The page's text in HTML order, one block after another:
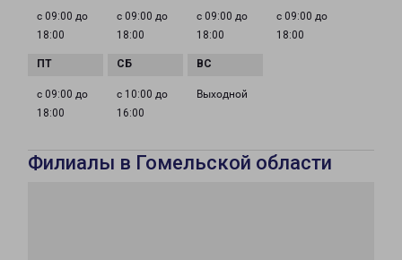
с 09:00 до
18:00
с 09:00 до
18:00
с 09:00 до
18:00
с 09:00 до
18:00
с 09:00 до
18:00
с 10:00 до
16:00
Выходной
Филиалы в Гомельской области